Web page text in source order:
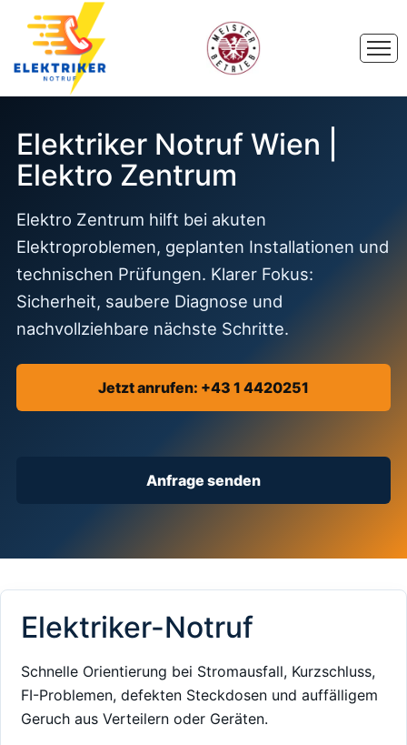
Elektriker Notruf Wien |
Elektro Zentrum
Elektro Zentrum hilft bei akuten
Elektroproblemen, geplanten Installationen und
technischen Prüfungen. Klarer Fokus:
Sicherheit, saubere Diagnose und
nachvollziehbare nächste Schritte.
Jetzt anrufen: +43 1 4420251
Anfrage senden
Elektriker-Notruf
Schnelle Orientierung bei Stromausfall, Kurzschluss,
FI-Problemen, defekten Steckdosen und auffälligem
Geruch aus Verteilern oder Geräten.